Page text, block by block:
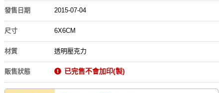
發售日期 2015-07-04
尺寸 6X6CM
材質 透明壓克力
販售狀態 已完售不會加印(製)